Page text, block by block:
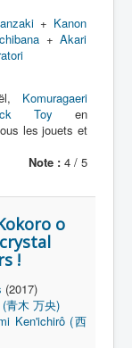
+ Kanon
+Akari
Komuragaeri
Toy en
les jouets et
Note : 4 / 5
o
!
(2017)
青木 万央)
Ken'ichirô (西